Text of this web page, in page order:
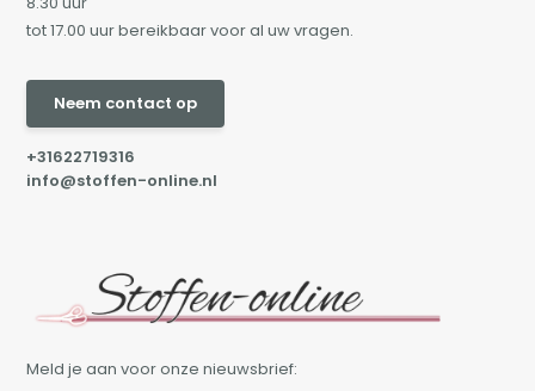
tot 17.00 uur bereikbaar voor al uw vragen.
Neem contact op
+31622719316
info@stoffen-online.nl
Meld je aan voor onze nieuwsbrief: